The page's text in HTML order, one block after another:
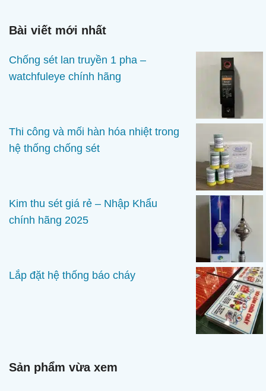
Bài viết mới nhất
Chống sét lan truyền 1 pha –
watchfuleye chính hãng
Thi công và mối hàn hóa nhiệt trong
hệ thống chống sét
Kim thu sét giá rẻ – Nhập Khẩu
chính hãng 2025
Lắp đặt hệ thống báo cháy
Sản phẩm vừa xem